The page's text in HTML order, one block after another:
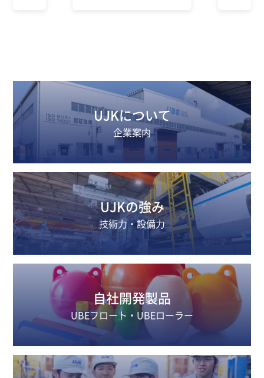
UJKについて
企業案内
UJKの強み
技術力・設備力
自社開発製品
UBEフロート・UBEローラー